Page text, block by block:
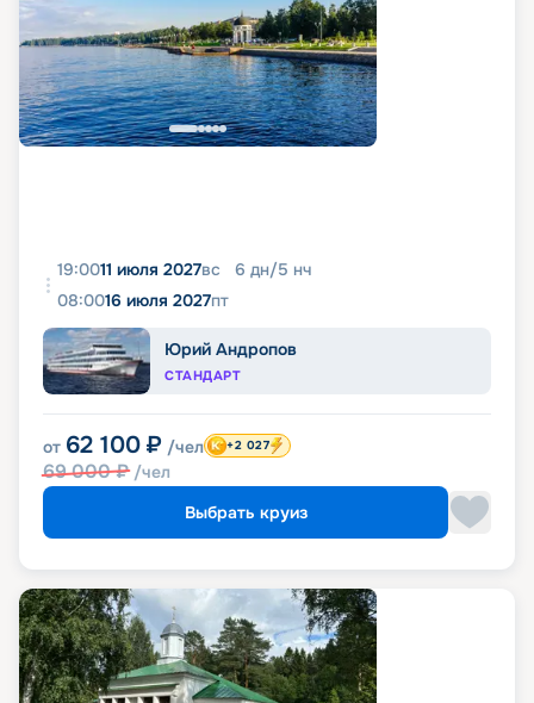
19:0011 июля 2027вс 6 дн/5 нч
08:0016 июля 2027пт
Юрий Андропов
СТАНДАРТ
от 62 100 ₽ /чел
69 000₽ /чел
+2 027
Выбрать круиз